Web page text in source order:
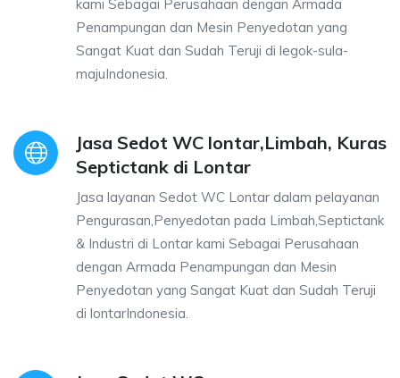
kami Sebagai Perusahaan dengan Armada
Penampungan dan Mesin Penyedotan yang
Sangat Kuat dan Sudah Teruji di legok-sula-
majuIndonesia.
Jasa Sedot WC lontar,Limbah, Kuras
Septictank di Lontar
Jasa layanan Sedot WC Lontar dalam pelayanan
Pengurasan,Penyedotan pada Limbah,Septictank
& Industri di Lontar kami Sebagai Perusahaan
dengan Armada Penampungan dan Mesin
Penyedotan yang Sangat Kuat dan Sudah Teruji
di lontarIndonesia.